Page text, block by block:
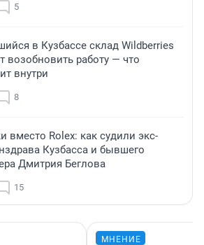
5
в Кузбассе склад Wildberries
возобновить работу — что
внутри
8
вместо Rolex: как судили экс-
Кузбасса и бывшего
Дмитрия Беглова
15
МНЕНИЕ